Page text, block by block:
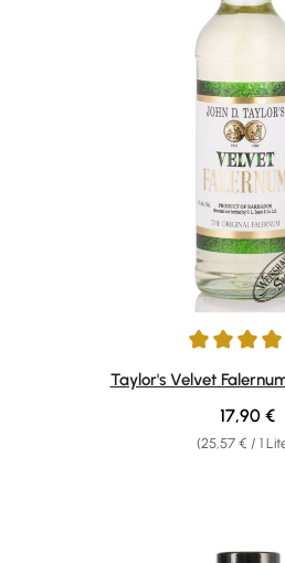
Durchschnittliche Bewertung von
Taylor's Velvet
(25,57 € / 1
17,90 €